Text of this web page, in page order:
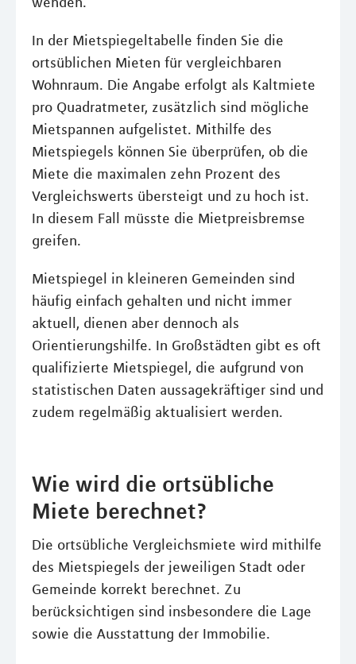
In der Mietspiegeltabelle finden Sie die
ortsüblichen Mieten für vergleichbaren
Wohnraum. Die Angabe erfolgt als Kaltmiete
pro Quadratmeter, zusätzlich sind mögliche
Mietspannen aufgelistet. Mithilfe des
Mietspiegels können Sie überprüfen, ob die
Miete die maximalen zehn Prozent des
Vergleichswerts übersteigt und zu hoch ist.
In diesem Fall müsste die Mietpreisbremse
greifen.
Mietspiegel in kleineren Gemeinden sind
häufig einfach gehalten und nicht immer
aktuell, dienen aber dennoch als
Orientierungshilfe. In Großstädten gibt es oft
qualifizierte Mietspiegel, die aufgrund von
statistischen Daten aussagekräftiger sind und
zudem regelmäßig aktualisiert werden.
Wie wird die ortsübliche
Miete berechnet?
Die ortsübliche Vergleichsmiete wird mithilfe
des Mietspiegels der jeweiligen Stadt oder
Gemeinde korrekt berechnet. Zu
berücksichtigen sind insbesondere die Lage
sowie die Ausstattung der Immobilie.